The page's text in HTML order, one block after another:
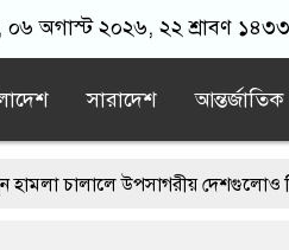
০৬ অগাস্ট ২০২৬, ২২ শ্রাবণ ১৪৩৩
সারাদেশ আন্তর্জাতিক
উপসাগরীয় দেশগুলোও নিরাপদ